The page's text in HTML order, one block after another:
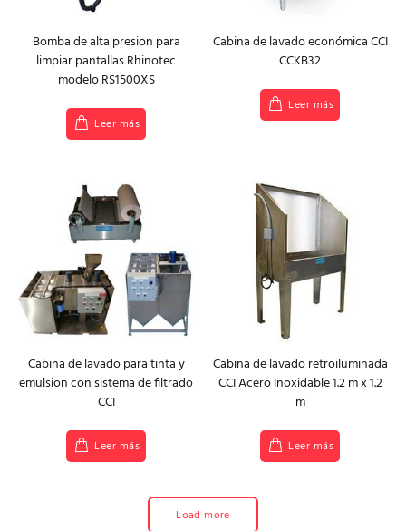
Bomba de alta presion para
limpiar pantallas Rhinotec
modelo RS1500XS
Leer más
Cabina de lavado económica CCI
CCKB32
Leer más
Cabina de lavado para tinta y
emulsion con sistema de filtrado
CCI
Leer más
Cabina de lavado retroiluminada
CCI Acero Inoxidable 1.2 m x 1.2
m
Leer más
Load more